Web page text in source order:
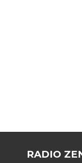
RADIO